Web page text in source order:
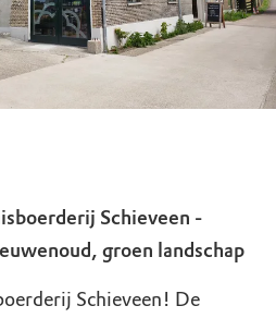
Schieveen -
groen landschap
Schieveen! De